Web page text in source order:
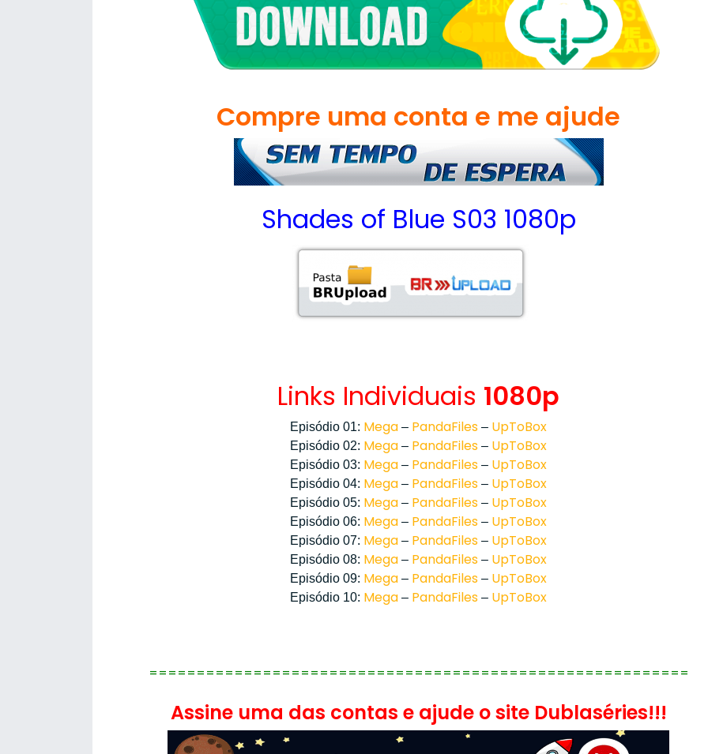
Compre uma conta e me ajude
Shades of Blue S03 1080p
Links Individuais 1080p
Episódio 01: Mega – PandaFiles – UpToBox
Episódio 02: Mega – PandaFiles – UpToBox
Episódio 03: Mega – PandaFiles – UpToBox
Episódio 04: Mega – PandaFiles – UpToBox
Episódio 05: Mega – PandaFiles – UpToBox
Episódio 06: Mega – PandaFiles – UpToBox
Episódio 07: Mega – PandaFiles – UpToBox
Episódio 08: Mega – PandaFiles – UpToBox
Episódio 09: Mega – PandaFiles – UpToBox
Episódio 10: Mega – PandaFiles – UpToBox
=========================================================
Assine uma das contas e ajude o site Dublaséries!!!